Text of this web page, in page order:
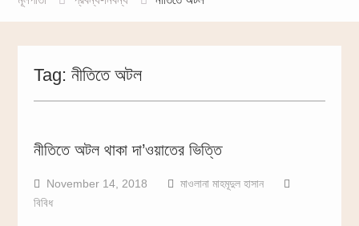
Tag: নীতিতে অটল
নীতিতে অটল থাকা দা’ওয়াতের ভিত্তি
November 14, 2018
মাওলানা মাহমূদুল হাসান
বিবিধ